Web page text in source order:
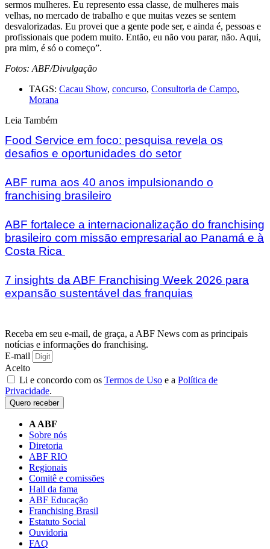
sermos mulheres. Eu represento essa classe, de mulheres mais
velhas, no mercado de trabalho e que muitas vezes se sentem
desvalorizadas. Eu provei que a gente pode ser, e ainda é, pessoas e
profissionais que podem muito. Então, eu não vou parar, não. Aqui,
pra mim, é só o começo”.
Fotos: ABF/Divulgação
TAGS: Cacau Show, concurso, Consultoria de Campo,
Morana
Leia Também
Food Service em foco: pesquisa revela os
desafios e oportunidades do setor
ABF ruma aos 40 anos impulsionando o
franchising brasileiro
ABF fortalece a internacionalização do franchising
brasileiro com missão empresarial ao Panamá e à
Costa Rica
7 insights da ABF Franchising Week 2026 para
expansão sustentável das franquias
Receba em seu e-mail, de graça, a ABF News com as principais
notícias e informações do franchising.
E-mail
Aceito
Li e concordo com os Termos de Uso e a Política de
Privacidade.
Quero receber
A ABF
Sobre nós
Diretoria
ABF RIO
Regionais
Comitê e comissões
Hall da fama
ABF Educação
Franchising Brasil
Estatuto Social
Ouvidoria
FAQ